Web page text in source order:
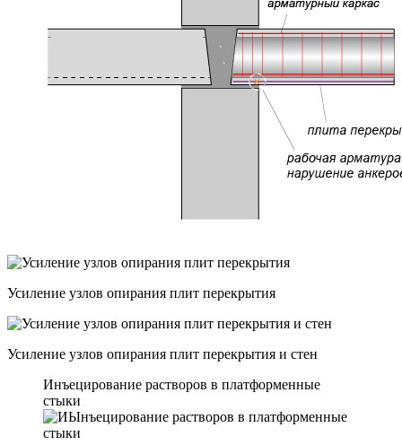
Усиление узлов опирания плит перекрытия
Усиление узлов опирания плит перекрытия и стен
Инъецирование растворов в платформенные
стыки